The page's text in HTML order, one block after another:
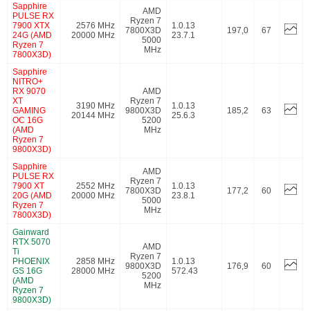
Sapphire
PULSE RX
7900 XTX
24G (AMD
Ryzen 7
7800X3D)
2576 MHz
20000 MHz
AMD
Ryzen 7
7800X3D
5000
MHz
1.0.13
23.7.1
197,0 67
Sapphire
NITRO+
RX 9070
XT
GAMING
OC 16G
(AMD
Ryzen 7
9800X3D)
3190 MHz
20144 MHz
AMD
Ryzen 7
9800X3D
5200
MHz
1.0.13
25.6.3
185,2 63
Sapphire
PULSE RX
7900 XT
20G (AMD
Ryzen 7
7800X3D)
2552 MHz
20000 MHz
AMD
Ryzen 7
7800X3D
5000
MHz
1.0.13
23.8.1
177,2 60
Gainward
RTX 5070
Ti
PHOENIX
GS 16G
(AMD
Ryzen 7
9800X3D)
2858 MHz
28000 MHz
AMD
Ryzen 7
9800X3D
5200
MHz
1.0.13
572.43
176,9 60